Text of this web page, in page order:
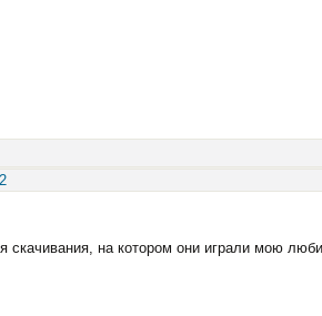
скачивания, на котором они играли мою